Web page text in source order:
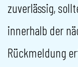
zuverlässig,
innerhalb der
Rückmeldung